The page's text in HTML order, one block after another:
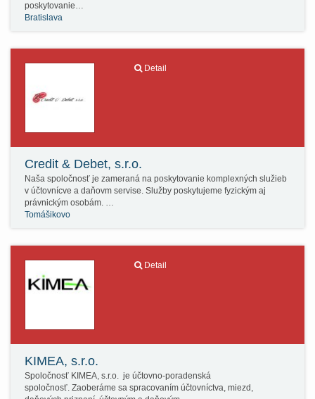
poskytovanie…
Bratislava
Detail
Credit & Debet, s.r.o.
Naša spoločnosť je zameraná na poskytovanie komplexných služieb
v účtovnícve a daňovm servise. Služby poskytujeme fyzickým aj
právnickým osobám. …
Tomášikovo
Detail
KIMEA, s.r.o.
Spoločnosť KIMEA, s.r.o. je účtovno-poradenská
spoločnosť. Zaoberáme sa spracovaním účtovníctva, miezd,